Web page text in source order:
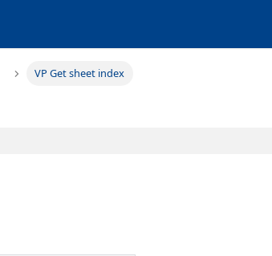
VP Get sheet index